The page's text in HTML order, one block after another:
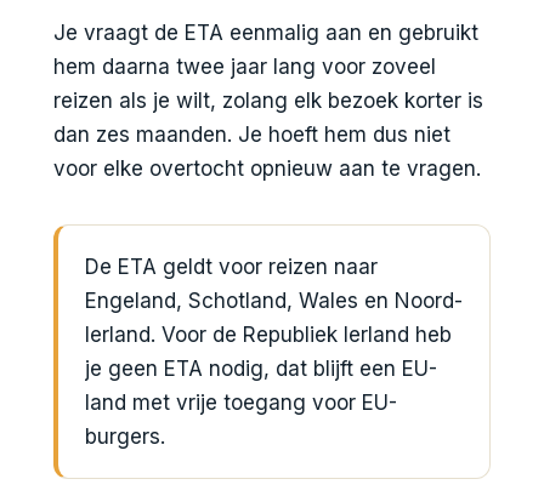
Je vraagt de ETA eenmalig aan en gebruikt
hem daarna twee jaar lang voor zoveel
reizen als je wilt, zolang elk bezoek korter is
dan zes maanden. Je hoeft hem dus niet
voor elke overtocht opnieuw aan te vragen.
De ETA geldt voor reizen naar
Engeland, Schotland, Wales en Noord-
Ierland. Voor de Republiek Ierland heb
je geen ETA nodig, dat blijft een EU-
land met vrije toegang voor EU-
burgers.